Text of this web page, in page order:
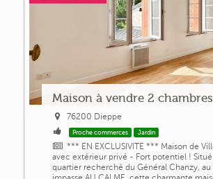
Maison à vendre 2
76200 Dieppe
Proche commerces Jardin
*** EN EXCLUSIVITE *** Maison de
avec extérieur privé - Fort potentiel !
quartier recherché du Général Chanzy,